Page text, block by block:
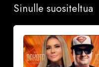
Sinulle suositeltua
19.9.2026